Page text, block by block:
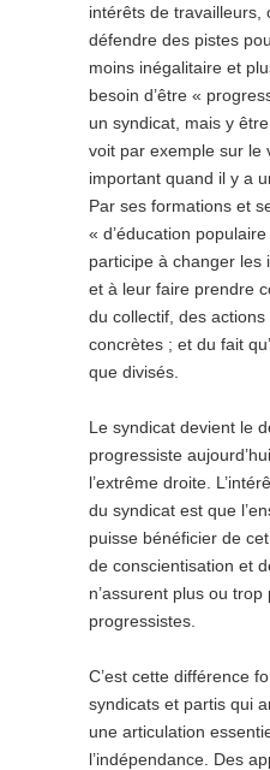
intérêts de travailleurs,
défendre des pistes
moins inégalitaire et
besoin d’être «
un syndicat, mais y
voit par exemple sur le
important quand il y a
Par ses formations et
« d’éducation
participe à changer les
et à leur faire prendre
du collectif, des
concrètes ; et du fait
que divisés.
Le syndicat devient le
progressiste
l’extrême droite.
du syndicat est que
puisse bénéficier de
de conscientisation et
n’assurent plus ou
progressistes.
C’est cette différence
syndicats et partis qui
une articulation
l’indépendance. Des